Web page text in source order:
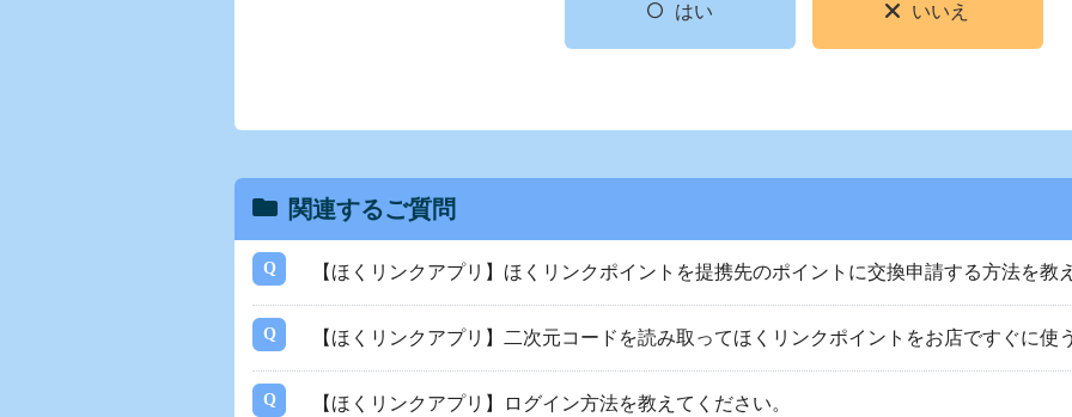
はい いいえ
関連するご質問
【ほくリンクアプリ】ほくリンクポイントを提携先のポイントに交換申請する方法を教
【ほくリンクアプリ】二次元コードを読み取ってほくリンクポイントをお店ですぐに使
【ほくリンクアプリ】ログイン方法を教えてください。